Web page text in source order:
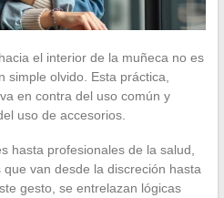
el interior de la muñeca no es
simple olvido. Esta práctica,
en contra del uso común y
uso de accesorios.
hasta profesionales de la salud,
van desde la discreción hasta
gesto, se entrelazan lógicas